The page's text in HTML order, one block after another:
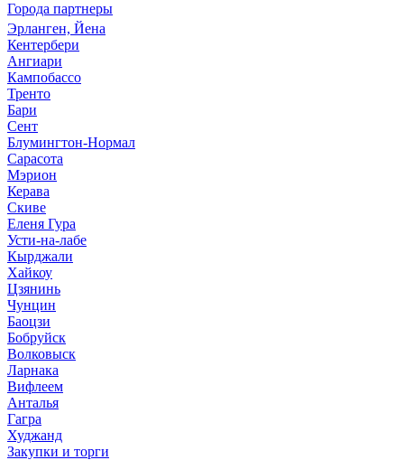
Города партнеры
Эрланген, Йена
Кентербери
Ангиари
Кампобассо
Тренто
Бари
Сент
Блумингтон-Нормал
Сарасота
Мэрион
Керава
Скиве
Еленя Гура
Усти-на-лабе
Кырджали
Хайкоу
Цзянинь
Чунцин
Баоцзи
Бобруйск
Волковыск
Ларнака
Вифлеем
Анталья
Гагра
Худжанд
Закупки и торги